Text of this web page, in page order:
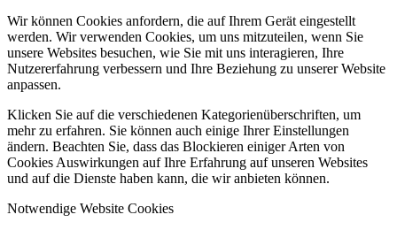
Wir können Cookies anfordern, die auf Ihrem Gerät eingestellt
werden. Wir verwenden Cookies, um uns mitzuteilen, wenn Sie
unsere Websites besuchen, wie Sie mit uns interagieren, Ihre
Nutzererfahrung verbessern und Ihre Beziehung zu unserer Website
anpassen.
Klicken Sie auf die verschiedenen Kategorienüberschriften, um
mehr zu erfahren. Sie können auch einige Ihrer Einstellungen
ändern. Beachten Sie, dass das Blockieren einiger Arten von
Cookies Auswirkungen auf Ihre Erfahrung auf unseren Websites
und auf die Dienste haben kann, die wir anbieten können.
Notwendige Website Cookies